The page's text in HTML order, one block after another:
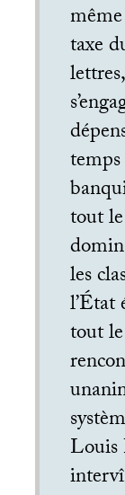
taxe
tout
les
l’État
tout
Louis